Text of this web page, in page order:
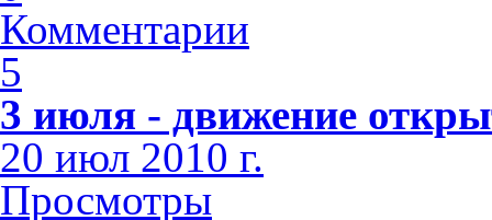
Комментарии
5
3 июля - движение
20 июл 2010 г.
Просмотры